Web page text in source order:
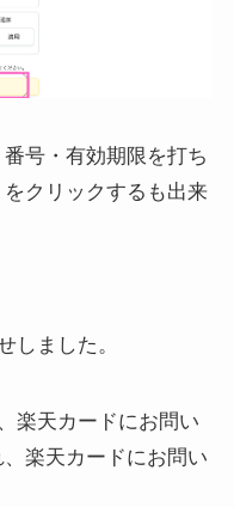
号・有効期限を打ち
クリックするも出来
しました。
楽天カードにお問い
楽天カードにお問い